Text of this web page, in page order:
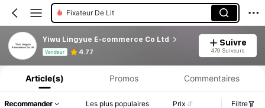
Fixateur De Lit
Yiwu Lingyue E-commerce Co Ltd
Vendeur 4.77
Suivre
479 Suiveurs
Informations produit : Divulgation des prix, détails sur les ventes et le stock.
Article(s) Promos Commentaires
Recommander Les plus populaires Prix
Filtre